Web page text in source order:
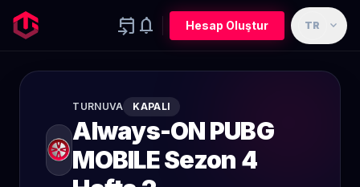
event_upcoming notifications Hesap Oluştur TR expand_more
TURNUVA KAPALI
Always-ON PUBG
MOBILE Sezon 4